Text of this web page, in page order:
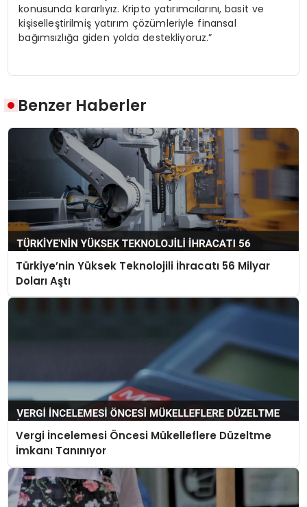
konusunda kararlıyız. Kripto yatırımcılarını, basit ve
kişiselleştirilmiş yatırım çözümleriyle finansal
bağımsızlığa giden yolda destekliyoruz.”
Benzer Haberler
Türkiye’nin Yüksek Teknolojili İhracatı 56 Milyar
Doları Aştı
Vergi İncelemesi Öncesi Mükelleflere Düzeltme
İmkanı Tanınıyor